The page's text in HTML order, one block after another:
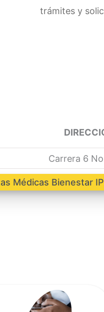
trámites y
Carrera 6
Médicas Bienestar